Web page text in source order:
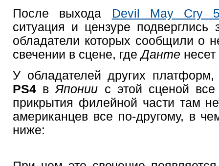
После выхода Devil May Cry
ситуация и цензуре
обладатели которых сообщили о
свечении в сцене, гдеДанте
У обладателей других
PS4 в Японии с этой сценой
прикрытия филейной части там
американцев все по-другому, в
ниже: